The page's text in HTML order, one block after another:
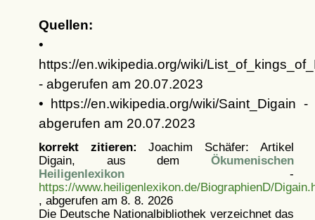
Quellen:
•
https://en.wikipedia.org/wiki/
- abgerufen am 20.07.2023
• https://en.wikipedia.org/wiki/Saint_Digain -
abgerufen am 20.07.2023
korrekt zitieren: Joachim Schäfer: Artikel
Digain, aus dem Ökumenischen
Heiligenlexikon-
https://www.heiligenlexikon.de/BiographienD/
, abgerufen am 8. 8. 2026
Die Deutsche Nationalbibliothek verzeichnet das